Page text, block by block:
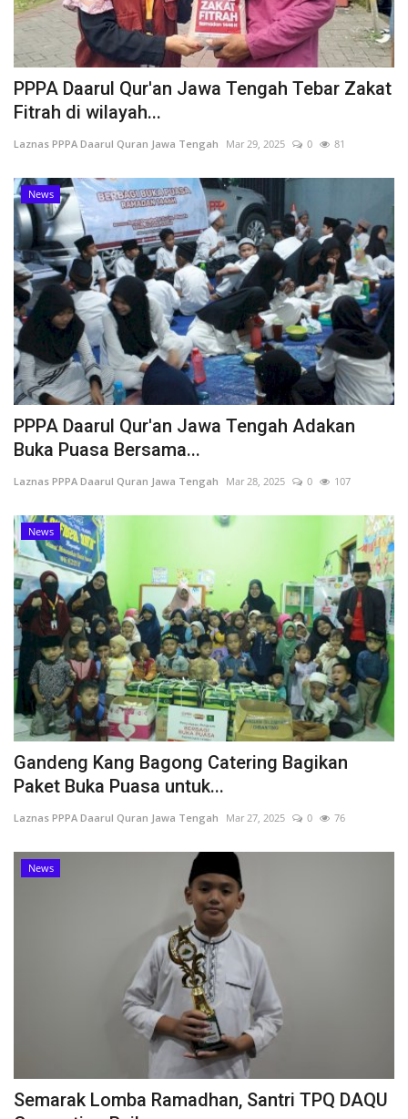
PPPA Daarul Qur'an Jawa Tengah Tebar Zakat
Fitrah di wilayah...
Laznas PPPA Daarul Quran Jawa Tengah Mar 29, 2025 0 81
News
PPPA Daarul Qur'an Jawa Tengah Adakan
Buka Puasa Bersama...
Laznas PPPA Daarul Quran Jawa Tengah Mar 28, 2025 0 107
News
Gandeng Kang Bagong Catering Bagikan
Paket Buka Puasa untuk...
Laznas PPPA Daarul Quran Jawa Tengah Mar 27, 2025 0 76
News
Semarak Lomba Ramadhan, Santri TPQ DAQU